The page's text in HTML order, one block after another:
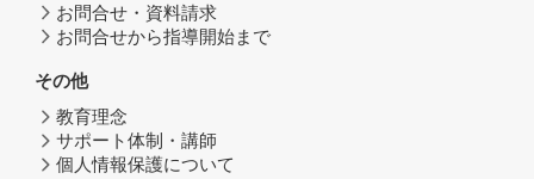
お問合せ・資料請求
お問合せから指導開始まで
その他
教育理念
サポート体制・講師
個人情報保護について